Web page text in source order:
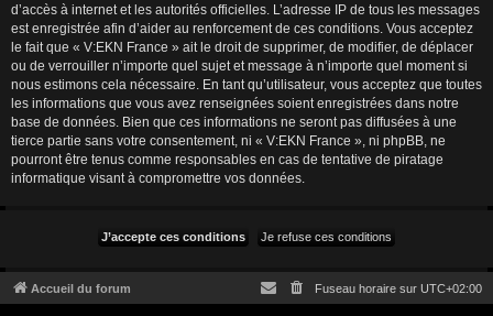
d’accès à internet et les autorités officielles. L’adresse IP de tous les messages
est enregistrée afin d’aider au renforcement de ces conditions. Vous acceptez
le fait que « V:EKN France » ait le droit de supprimer, de modifier, de déplacer
ou de verrouiller n’importe quel sujet et message à n’importe quel moment si
nous estimons cela nécessaire. En tant qu’utilisateur, vous acceptez que toutes
les informations que vous avez renseignées soient enregistrées dans notre
base de données. Bien que ces informations ne seront pas diffusées à une
tierce partie sans votre consentement, ni « V:EKN France », ni phpBB, ne
pourront être tenus comme responsables en cas de tentative de piratage
informatique visant à compromettre vos données.
Accueil du forum Fuseau horaire sur UTC+02:00